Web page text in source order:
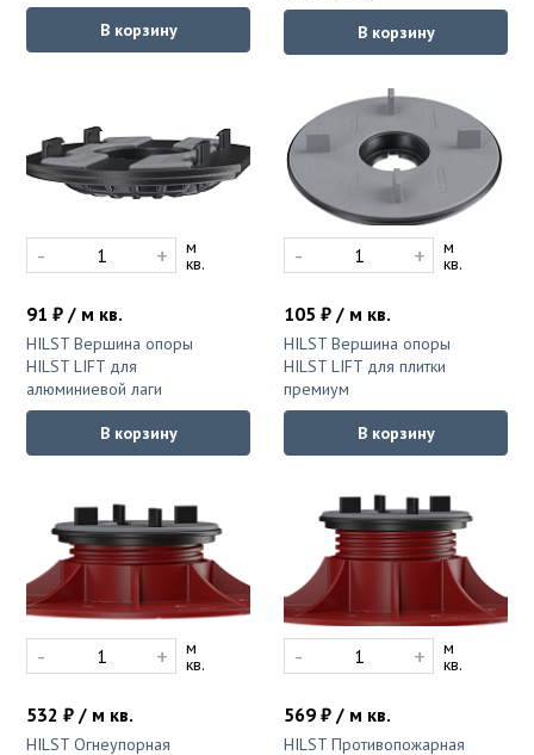
В корзину В корзину
91 ₽ / м кв.
HILST Вершина опоры
HILST LIFT для
алюминиевой лаги
- + м
кв.
В корзину
105 ₽ / м кв.
HILST Вершина опоры
HILST LIFT для плитки
премиум
- + м
кв.
В корзину
532 ₽ / м кв.
HILST Огнеупорная
- + м
кв.
569 ₽ / м кв.
HILST Противопожарная
- + м
кв.